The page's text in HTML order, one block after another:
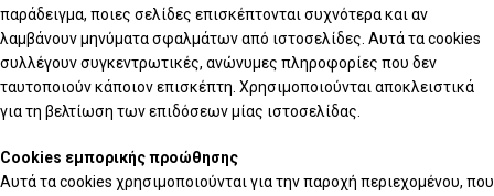
παράδειγμα, ποιες σελίδες επισκέπτονται συχνότερα και αν
λαμβάνουν μηνύματα σφαλμάτων από ιστοσελίδες. Αυτά τα cookies
συλλέγουν συγκεντρωτικές, ανώνυμες πληροφορίες που δεν
ταυτοποιούν κάποιον επισκέπτη. Χρησιμοποιούνται αποκλειστικά
για τη βελτίωση των επιδόσεων μίας ιστοσελίδας.
Cookies εμπορικής προώθησης
Αυτά τα cookies χρησιμοποιούνται για την παροχή περιεχομένου, που